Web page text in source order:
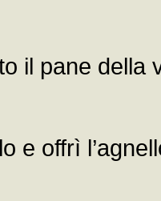
pane della
offrì